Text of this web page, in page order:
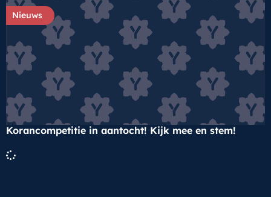
Nieuws
Korancompetitie in aantocht! Kijk mee en stem!